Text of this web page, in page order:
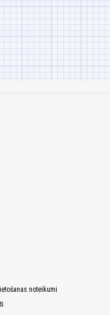
noteikumi